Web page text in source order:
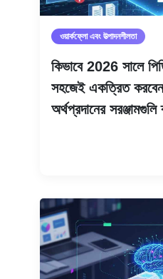
ওয়ার্কফ্লো এবং উত্পাদনশীলতা
কিভাবে 2026 সালে
সহজেই একত্রিত
অর্থপ্রদানের